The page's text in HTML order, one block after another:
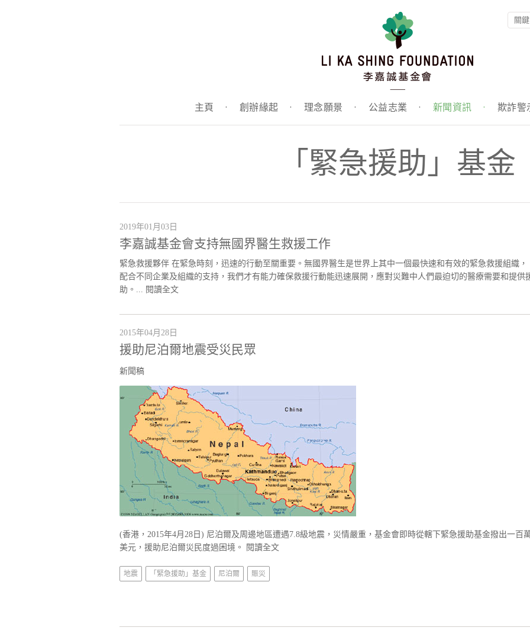
主頁 · 創辦緣起 · 理念願景 · 公益志業 · 新聞資訊 · 欺詐警
「緊急援助」基金
2019年01月03日
李嘉誠基金會支持無國界醫生救援工作
緊急救援夥伴 在緊急時刻，迅速的行動至關重要。無國界醫生是世界上其中一個最快速和有效的緊急救援組織，
配合不同企業及組織的支持，我們才有能力確保救援行動能迅速展開，應對災難中人們最迫切的醫療需要和提供
助。... 閱讀全文
2015年04月28日
援助尼泊爾地震受災民眾
新聞稿
(香港，2015年4月28日) 尼泊爾及周邊地區遭遇7.8級地震，災情嚴重，基金會即時從轄下緊急援助基金撥出一百
美元，援助尼泊爾災民度過困境。
閱讀全文
地震 「緊急援助」基金 尼泊爾 賑災